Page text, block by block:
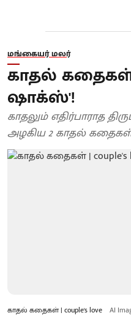
மங்கையர் மலர்
காதல் கதைகள்
ஷாக்ஸ்'!
காதலும் எதிர்பாராத
அழகிய 2 காதல்
காதல் கதைகள் | couple's love AI